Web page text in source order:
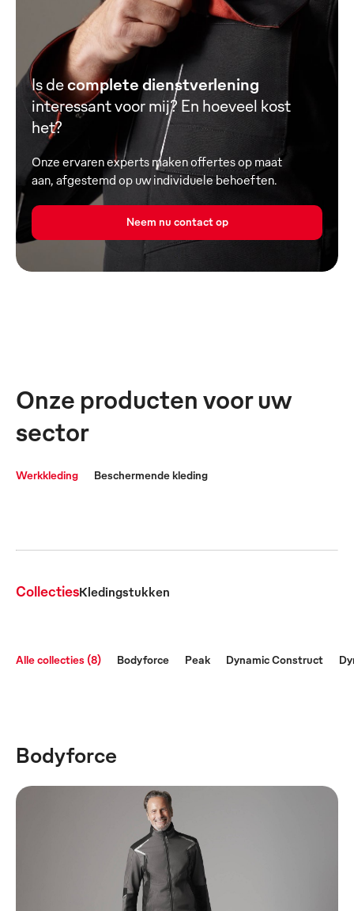
Is decomplete dienstverlening
interessant voor mij? En hoeveel kost
het?
Onze ervaren experts maken offertes op maat
aan, afgestemd op uw individuele behoeften.
Neem nu contact op
Onze producten voor uw
sector
Werkkleding Beschermende kleding
CollectiesKledingstukken
Alle collecties (8) Bodyforce Peak Dynamic Construct
Bodyforce